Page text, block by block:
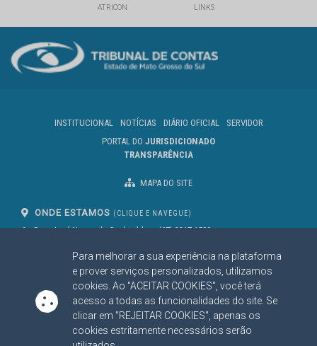
Para melhorar a sua experiência na plataforma
e prover serviços personalizados, utilizamos
cookies. Ao "ACEITAR COOKIES", você terá
acesso a todas as funcionalidades do site. Se
clicar em "REJEITAR COOKIES", apenas os
cookies estritamente necessários serão
ATRICON LINKS
INSTITUCIONAL NOTÍCIAS DIÁRIO OFICIAL
SERVIDOR
PORTAL DO JURISDICIONADO
TRANSPARÊNCIA
MAPA DO SITE
ONDE ESTAMOS (CLIQUE E NAVEGUE)
Av. Des. José Nunes da Cunha, bloco
Campo Grande/MS
CEP: 79031-310
(67) 3317-1500
SIGA NOSSAS REDES SOCIAIS